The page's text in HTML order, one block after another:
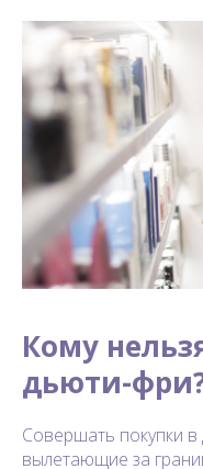
Кому
дьюти-
Совершать покупки
вылетающие за